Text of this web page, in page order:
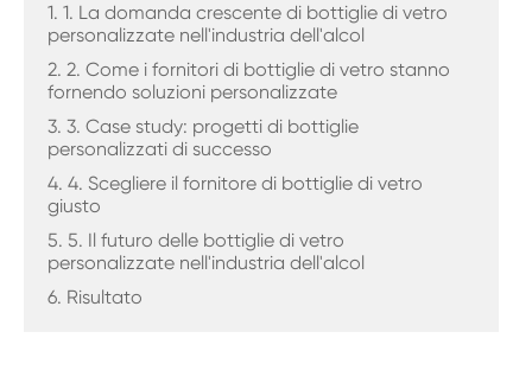
1. 1. La domanda crescente di bottiglie di vetro
personalizzate nell'industria dell'alcol
2. 2. Come i fornitori di bottiglie di vetro stanno
fornendo soluzioni personalizzate
3. 3. Case study: progetti di bottiglie
personalizzati di successo
4. 4. Scegliere il fornitore di bottiglie di vetro
giusto
5. 5. Il futuro delle bottiglie di vetro
personalizzate nell'industria dell'alcol
6. Risultato